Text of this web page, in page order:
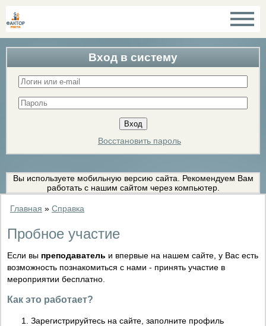
Вход в систему
Восстановить пароль
Вы используете мобильную версию сайта. Рекомендуем Вам
работать с нашим сайтом через компьютер.
Главная » Справка
Пробное участие
Если вы преподаватель и впервые на нашем сайте, у Вас есть
возможность познакомиться с нами - принять участие в
мероприятии бесплатно.
Как это работает?
Зарегистрируйтесь на сайте, заполните профиль